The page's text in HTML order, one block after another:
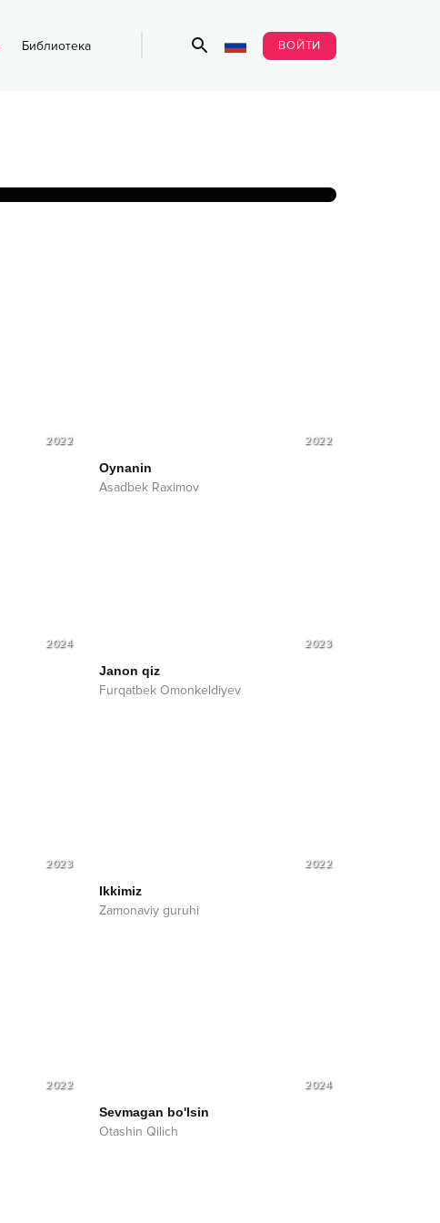
Библиотека ВОЙТИ
2022 2022
Oynanin
Asadbek Raximov
2024 2023
Janon qiz
Furqatbek Omonkeldiyev
2023 2022
Ikkimiz
Zamonaviy guruhi
2022 2024
Sevmagan bo'lsin
Otashin Qilich